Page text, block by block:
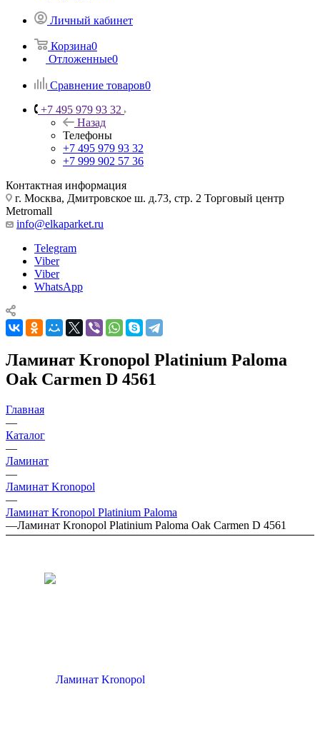
Личный кабинет
Корзина0
Отложенные0
Сравнение товаров0
+7 495 979 93 32
Назад
Телефоны
+7 495 979 93 32
+7 999 902 57 36
Контактная информация
г. Москва, Дмитровское ш. д.73, стр. 2 Торговый центр
Metromall
info@elkaparket.ru
Telegram
Viber
Viber
WhatsApp
Ламинат Kronopol Platinium Paloma
Oak Carmen D 4561
Главная
—
Каталог
—
Ламинат
—
Ламинат Kronopol
—
Ламинат Kronopol Platinium Paloma
—Ламинат Kronopol Platinium Paloma Oak Carmen D 4561